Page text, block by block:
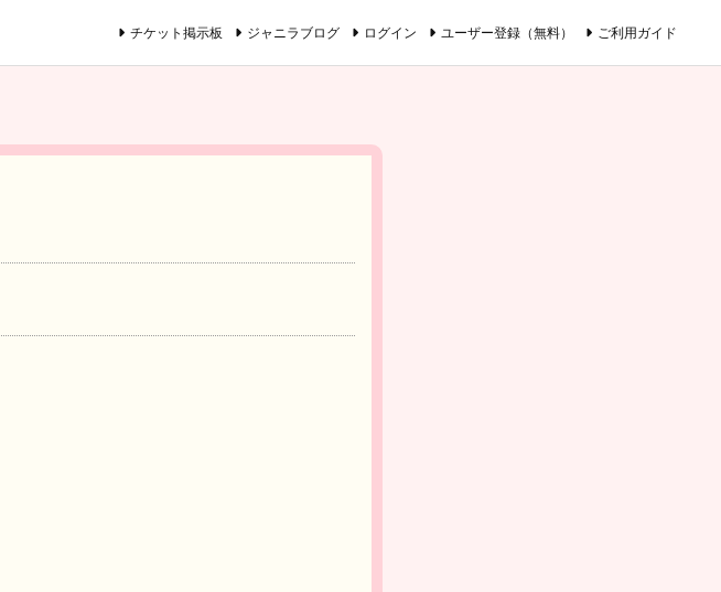
チケット掲示板 ジャニラブログ ログイン ユーザー登録（無料） ご利用ガイド